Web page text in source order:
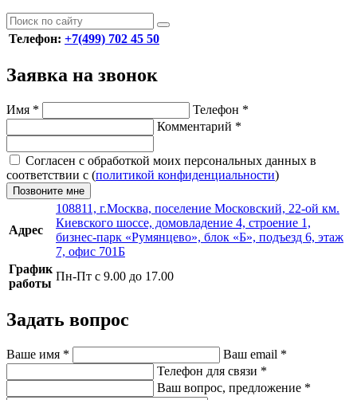
Телефон: +7(499) 702 45 50
Заявка на звонок
Имя * Телефон *
Комментарий *
Согласен с обработкой моих персональных данных в
соответствии с (политикой конфиденциальности)
Позвоните мне
Адрес
108811, г.Москва, поселение Московский, 22-ой км.
Киевского шоссе, домовладение 4, строение 1,
бизнес-парк «Румянцево», блок «Б», подъезд 6, этаж
7, офис 701Б
График
работы
Пн-Пт с 9.00 до 17.00
Задать вопрос
Ваше имя * Ваш email *
Телефон для связи *
Ваш вопрос, предложение *